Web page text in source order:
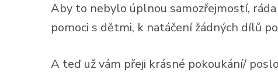
Aby to nebylo úplnou samozřejmostí,
pomoci s dětmi, k natáčení žádných dílů
A teď už vám přeji krásné pokoukání/